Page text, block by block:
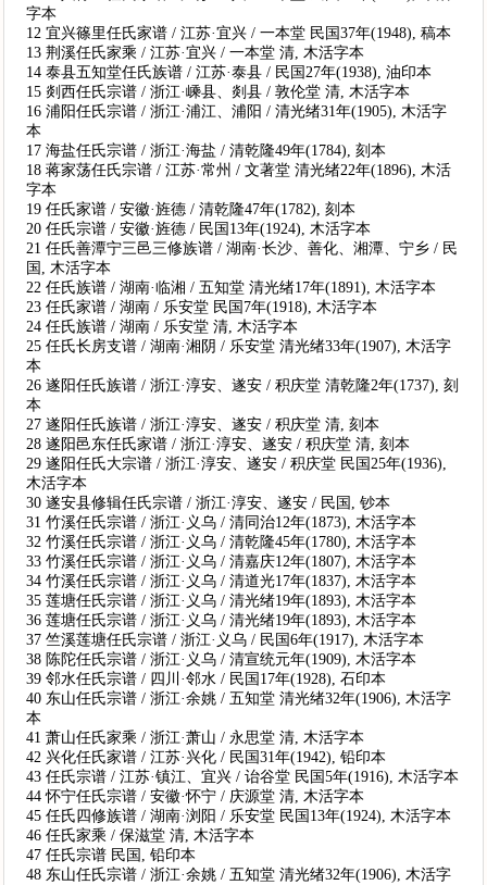
字本
12 宜兴篠里任氏家谱 / 江苏·宜兴 / 一本堂 民国37年(1948), 稿本
13 荆溪任氏家乘 / 江苏·宜兴 / 一本堂 清, 木活字本
14 泰县五知堂任氏族谱 / 江苏·泰县 / 民国27年(1938), 油印本
15 剡西任氏宗谱 / 浙江·嵊县、剡县 / 敦伦堂 清, 木活字本
16 浦阳任氏宗谱 / 浙江·浦江、浦阳 / 清光绪31年(1905), 木活字
本
17 海盐任氏宗谱 / 浙江·海盐 / 清乾隆49年(1784), 刻本
18 蒋家荡任氏宗谱 / 江苏·常州 / 文著堂 清光绪22年(1896), 木活
字本
19 任氏家谱 / 安徽·旌德 / 清乾隆47年(1782), 刻本
20 任氏宗谱 / 安徽·旌德 / 民国13年(1924), 木活字本
21 任氏善潭宁三邑三修族谱 / 湖南·长沙、善化、湘潭、宁乡 / 民
国, 木活字本
22 任氏族谱 / 湖南·临湘 / 五知堂 清光绪17年(1891), 木活字本
23 任氏家谱 / 湖南 / 乐安堂 民国7年(1918), 木活字本
24 任氏族谱 / 湖南 / 乐安堂 清, 木活字本
25 任氏长房支谱 / 湖南·湘阴 / 乐安堂 清光绪33年(1907), 木活字
本
26 遂阳任氏族谱 / 浙江·淳安、遂安 / 积庆堂 清乾隆2年(1737), 刻
本
27 遂阳任氏族谱 / 浙江·淳安、遂安 / 积庆堂 清, 刻本
28 遂阳邑东任氏家谱 / 浙江·淳安、遂安 / 积庆堂 清, 刻本
29 遂阳任氏大宗谱 / 浙江·淳安、遂安 / 积庆堂 民国25年(1936),
木活字本
30 遂安县修辑任氏宗谱 / 浙江·淳安、遂安 / 民国, 钞本
31 竹溪任氏宗谱 / 浙江·义乌 / 清同治12年(1873), 木活字本
32 竹溪任氏宗谱 / 浙江·义乌 / 清乾隆45年(1780), 木活字本
33 竹溪任氏宗谱 / 浙江·义乌 / 清嘉庆12年(1807), 木活字本
34 竹溪任氏宗谱 / 浙江·义乌 / 清道光17年(1837), 木活字本
35 莲塘任氏宗谱 / 浙江·义乌 / 清光绪19年(1893), 木活字本
36 莲塘任氏宗谱 / 浙江·义乌 / 清光绪19年(1893), 木活字本
37 竺溪莲塘任氏宗谱 / 浙江·义乌 / 民国6年(1917), 木活字本
38 陈陀任氏宗谱 / 浙江·义乌 / 清宣统元年(1909), 木活字本
39 邻水任氏宗谱 / 四川·邻水 / 民国17年(1928), 石印本
40 东山任氏宗谱 / 浙江·余姚 / 五知堂 清光绪32年(1906), 木活字
本
41 萧山任氏家乘 / 浙江·萧山 / 永思堂 清, 木活字本
42 兴化任氏家谱 / 江苏·兴化 / 民国31年(1942), 铅印本
43 任氏宗谱 / 江苏·镇江、宜兴 / 诒谷堂 民国5年(1916), 木活字本
44 怀宁任氏宗谱 / 安徽·怀宁 / 庆源堂 清, 木活字本
45 任氏四修族谱 / 湖南·浏阳 / 乐安堂 民国13年(1924), 木活字本
46 任氏家乘 / 保滋堂 清, 木活字本
47 任氏宗谱 民国, 铅印本
48 东山任氏宗谱 / 浙江·余姚 / 五知堂 清光绪32年(1906), 木活字